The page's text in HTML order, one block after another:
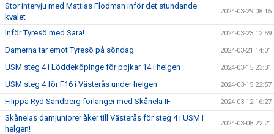
Stor intervju med Mattias Flodman inför det stundande
kvalet
2024-03-29 08:15
Inför Tyresö med Sara! 2024-03-23 12:59
Damerna tar emot Tyresö på söndag 2024-03-21 14:01
USM steg 4 i Löddeköpinge för pojkar 14 i helgen 2024-03-15 23:01
USM steg 4 för F16 i Västerås under helgen 2024-03-15 22:57
Filippa Ryd Sandberg förlänger med Skånela IF 2024-03-12 16:27
Skånelas damjuniorer åker till Västerås för steg 4 i USM i
helgen!
2024-03-08 22:21